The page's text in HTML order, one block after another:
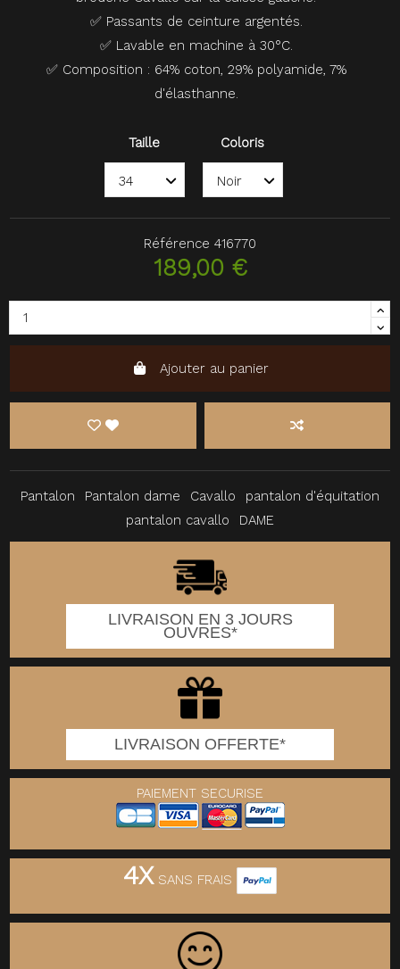
✅ Passants de ceinture argentés.
✅ Lavable en machine à 30°C.
✅ Composition : 64% coton, 29% polyamide, 7%
d'élasthanne.
Taille Coloris
Référence 416770
189,00 €
Ajouter au panier
Pantalon Pantalon dame Cavallo
pantalon d'équitation
pantalon cavallo
DAME
LIVRAISON EN 3 JOURS
OUVRES*
LIVRAISON OFFERTE*
PAIEMENT SECURISE
4XSANS FRAIS